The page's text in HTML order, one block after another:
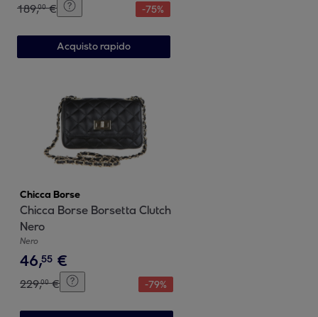
189,00 € -75%
Acquisto rapido
Chicca Borse
Chicca Borse Borsetta Clutch
Nero
Nero
46,55 €
229,00 € -79%